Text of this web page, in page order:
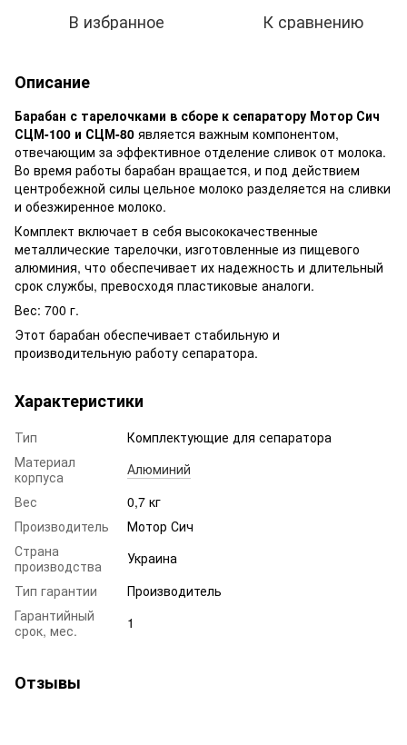
В избранное К сравнению
Описание
Барабан с тарелочками в сборе к сепаратору Мотор Сич
СЦМ-100 и СЦМ-80 является важным компонентом,
отвечающим за эффективное отделение сливок от молока.
Во время работы барабан вращается, и под действием
центробежной силы цельное молоко разделяется на сливки
и обезжиренное молоко.
Комплект включает в себя высококачественные
металлические тарелочки, изготовленные из пищевого
алюминия, что обеспечивает их надежность и длительный
срок службы, превосходя пластиковые аналоги.
Вес: 700 г.
Этот барабан обеспечивает стабильную и
производительную работу сепаратора.
Характеристики
Тип
Комплектующие для сепаратора
Материал
корпуса
Алюминий
Вес
0,7 кг
Производитель
Мотор Сич
Страна
производства
Украина
Тип гарантии
Производитель
Гарантийный
срок, мес.
1
Отзывы